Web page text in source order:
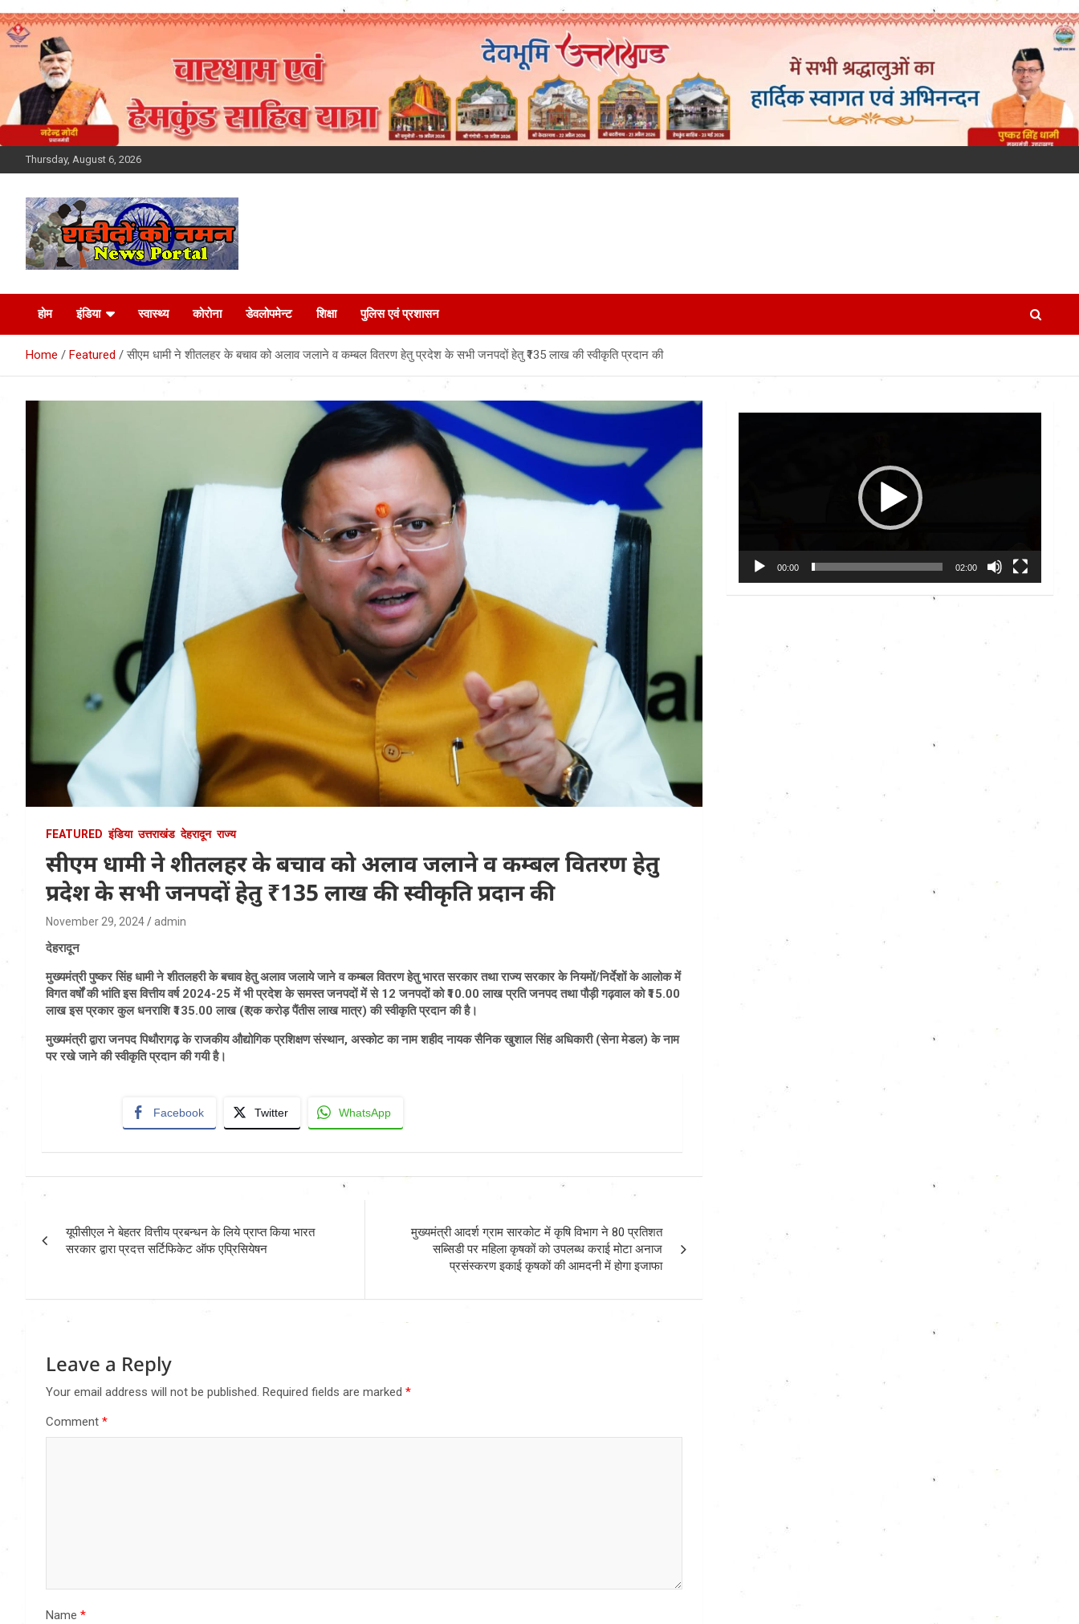
Skip
to
Thursday, August 6, 2026
Latest News Today,
Breaking News,
Uttarakhand News in
Hindi
होम इंडिया स्वास्थ्य कोरोना डेवलोपमेन्ट शिक्षा पुलिस एवं प्रशासन
Home Featured सीएम धामी ने शीतलहर के बचाव को अलाव जलाने व कम्बल वितरण हेतु प्रदेश के सभी जनपदों हेतु ₹135 लाख की स्वीकृति प्रदान की
FEATURED इंडिया उत्तराखंड देहरादून राज्य
सीएम धामी ने शीतलहर के बचाव को अलाव जलाने व कम्बल वितरण हेतु
प्रदेश के सभी जनपदों हेतु ₹135 लाख की स्वीकृति प्रदान की
November 29, 2024 admin
देहरादून
मुख्यमंत्री पुष्कर सिंह धामी ने शीतलहरी के बचाव हेतु अलाव जलाये जाने व कम्बल वितरण हेतु भारत सरकार तथा राज्य सरकार के नियमों/निर्देशों के आलोक में
विगत वर्षों की भांति इस वित्तीय वर्ष 2024-25 में भी प्रदेश के समस्त जनपदों में से 12 जनपदों को ₹10.00 लाख प्रति जनपद तथा पौड़ी गढ़वाल को ₹15.00
लाख इस प्रकार कुल धनराशि ₹135.00 लाख (₹ एक करोड़ पैंतीस लाख मात्र) की स्वीकृति प्रदान की है।
मुख्यमंत्री द्वारा जनपद पिथौरागढ़ के राजकीय औद्योगिक प्रशिक्षण संस्थान, अस्कोट का नाम शहीद नायक सैनिक खुशाल सिंह अधिकारी (सेना मेडल) के नाम
पर रखे जाने की स्वीकृति प्रदान की गयी है।
Facebook Twitter WhatsApp
navigation
यूपीसीएल ने बेहतर वित्तीय प्रबन्धन के लिये प्राप्त किया भारत
सरकार द्वारा प्रदत्त सर्टिफिकेट ऑफ एप्रिसियेषन
मुख्यमंत्री आदर्श ग्राम सारकोट में कृषि विभाग ने 80 प्रतिशत
सब्सिडी पर महिला कृषकों को उपलब्ध कराई मोटा अनाज
प्रसंस्करण इकाई कृषकों की आमदनी में होगा इजाफा
Leave a Reply
Your email address will not be published. Required fields are marked *
Comment *
Name *
00:00 02:00